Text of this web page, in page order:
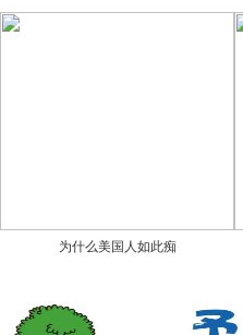
为什么美国人如此痴